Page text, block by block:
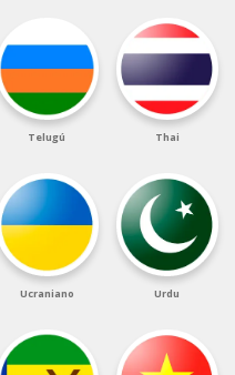
Telugú Thai
Ucraniano Urdu